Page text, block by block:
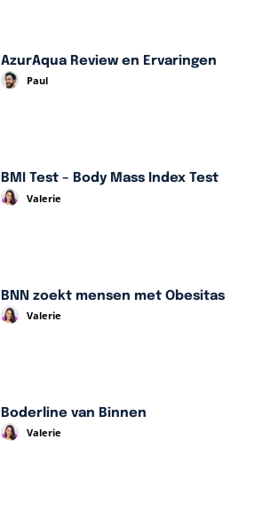
AzurAqua Review en Ervaringen
Paul
BMI Test – Body Mass Index Test
Valerie
BNN zoekt mensen met Obesitas
Valerie
Boderline van Binnen
Valerie